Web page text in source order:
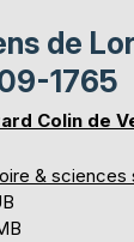
de
1765
Colin de
& sciences